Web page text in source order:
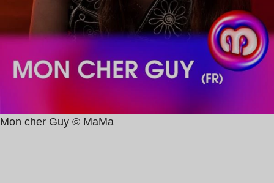
Mon cher Guy © MaMa